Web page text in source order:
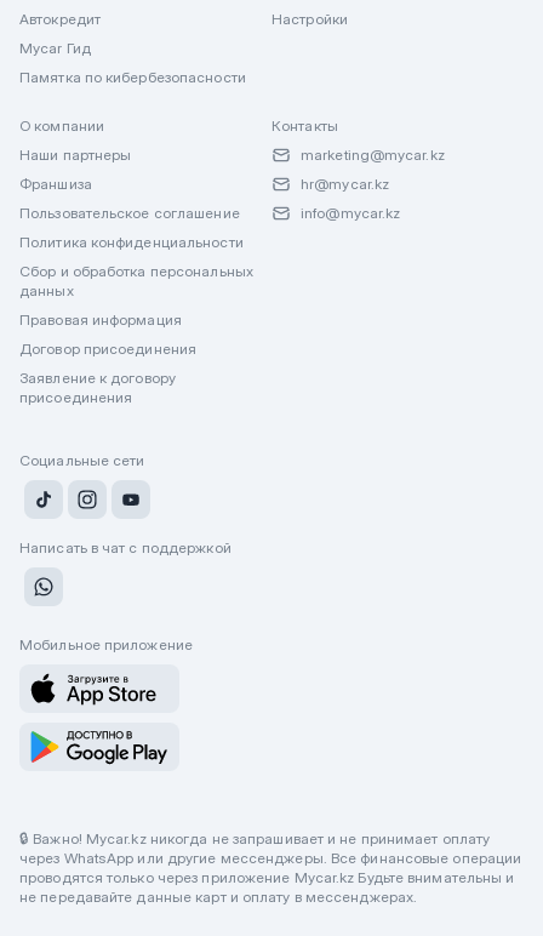
Автокредит
Mycar Гид
Памятка по кибербезопасности
Настройки
О компании
Наши партнеры
Франшиза
Пользовательское соглашение
Политика конфиденциальности
Сбор и обработка персональных
данных
Правовая информация
Договор присоединения
Заявление к договору
присоединения
Контакты
marketing@mycar.kz
hr@mycar.kz
info@mycar.kz
Социальные сети
Написать в чат с поддержкой
Мобильное приложение
🔒 Важно! Mycar.kz никогда не запрашивает и не принимает оплату
через WhatsApp или другие мессенджеры. Все финансовые операции
проводятся только через приложение Mycar.kz Будьте внимательны и
не передавайте данные карт и оплату в мессенджерах.